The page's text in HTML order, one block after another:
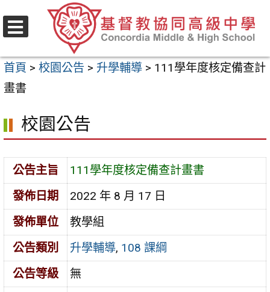
至
要
內
區
首頁 > 校園公告 > 升學輔導 > 111學年度核定備查計
畫書
校園公告
公告主旨
111學年度核定備查計畫書
發佈日期
2022 年 8 月 17 日
發佈單位
教學組
公告類別
升學輔導, 108 課綱
公告等級
無
選
單